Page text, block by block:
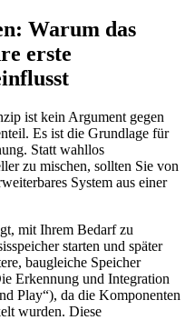
Warum das
erste
ist kein Argument gegen
Es ist die Grundlage für
Statt wahllos
zu mischen, sollten Sie von
System aus einer
mit Ihrem Bedarf zu
starten und später
baugleiche Speicher
Erkennung und Integration
Play“), da die Komponenten
wurden. Diese